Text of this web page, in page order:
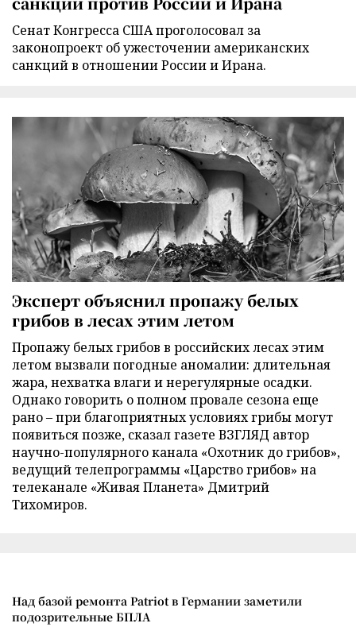
Сенат Конгресса США проголосовал за
законопроект об ужесточении американских
санкций в отношении России и Ирана.
Эксперт объяснил пропажу белых
грибов в лесах этим летом
Пропажу белых грибов в российских лесах этим
летом вызвали погодные аномалии: длительная
жара, нехватка влаги и нерегулярные осадки.
Однако говорить о полном провале сезона еще
рано – при благоприятных условиях грибы могут
появиться позже, сказал газете ВЗГЛЯД автор
научно-популярного канала «Охотник до грибов»,
ведущий телепрограммы «Царство грибов» на
телеканале «Живая Планета» Дмитрий
Тихомиров.
Над базой ремонта Patriot в Германии заметили
подозрительные БПЛА